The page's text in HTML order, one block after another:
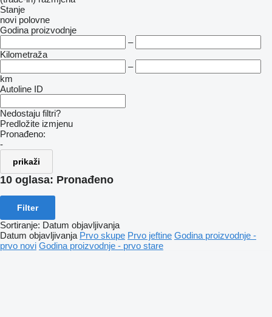
Stanje
novi polovne
Godina proizvodnje
–
Kilometraža
–
km
Autoline ID
Nedostaju filtri?
Predložite izmjenu
Pronađeno:
-
prikaži
10 oglasa: Pronađeno
Filter
Sortiranje: Datum objavljivanja
Datum objavljivanja Prvo skupe Prvo jeftine Godina proizvodnje -
prvo novi Godina proizvodnje - prvo stare